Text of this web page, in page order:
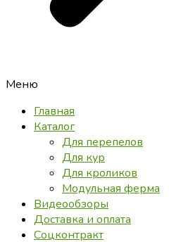
Меню
Главная
Каталог
Для перепелов
Для кур
Для кроликов
Модульная ферма
Видеообзоры
Доставка и оплата
Соцконтракт